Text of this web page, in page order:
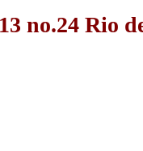
no.24 Rio